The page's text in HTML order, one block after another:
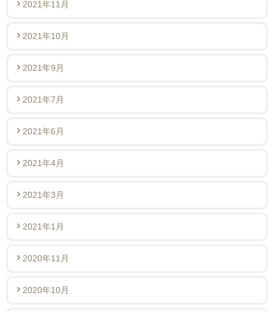
2021年11月
2021年10月
2021年9月
2021年7月
2021年6月
2021年4月
2021年3月
2021年1月
2020年11月
2020年10月